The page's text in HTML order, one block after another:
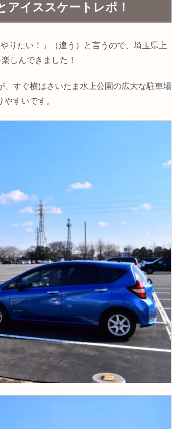
アイススケートレポ！
りたい！」（違う）と言うので、埼玉県上
しんできました！
すぐ横はさいたま水上公園の広大な駐車場
すいです。